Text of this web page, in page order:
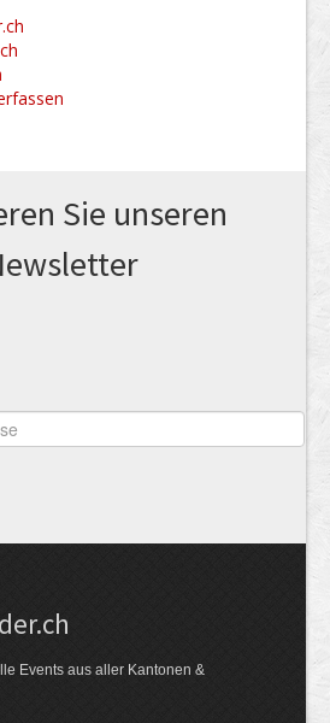
Sie unseren
Events aus aller Kantonen &